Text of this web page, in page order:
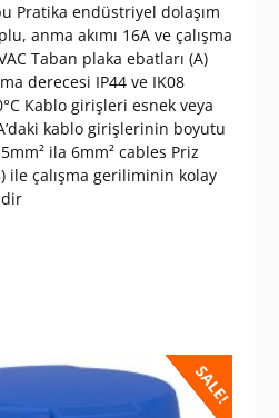
Pratika endüstriyel dolaşım
anma akımı 16A ve çalışma
Taban plaka ebatları (A)
derecesi IP44 ve IK08
Kablo girişleri esnek veya
kablo girişlerinin boyutu
ila 6mm² cables Priz
ile çalışma geriliminin kolay
SALE!